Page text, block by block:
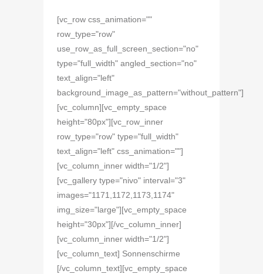
[vc_row css_animation=""
row_type="row"
use_row_as_full_screen_section="no"
type="full_width" angled_section="no"
text_align="left"
background_image_as_pattern="without_pattern"]
[vc_column][vc_empty_space
height="80px"][vc_row_inner
row_type="row" type="full_width"
text_align="left" css_animation=""]
[vc_column_inner width="1/2"]
[vc_gallery type="nivo" interval="3"
images="1171,1172,1173,1174"
img_size="large"][vc_empty_space
height="30px"][/vc_column_inner]
[vc_column_inner width="1/2"]
[vc_column_text] Sonnenschirme
[/vc_column_text][vc_empty_space